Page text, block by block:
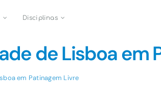
Disciplinas
de Lisboa em
em Patinagem Livre